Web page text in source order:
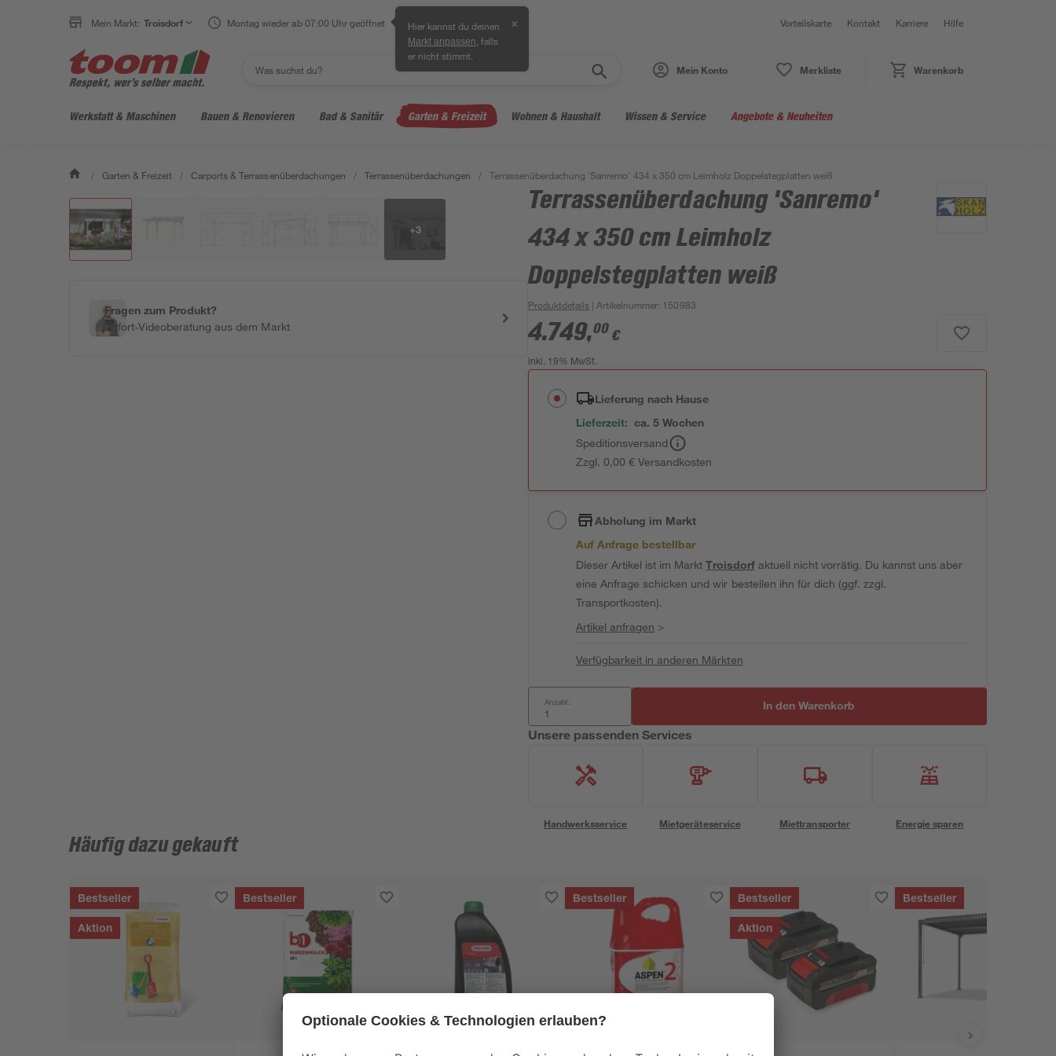
Mein Markt: Troisdorf Montag wieder ab 07:00 Uhr geöffnet Hier kannst du deinen
Markt anpassen , falls
er nicht stimmt.
✕ Vorteilskarte Kontakt Karriere Hilfe
Mein Konto Merkliste Warenkorb
Werkstatt & Maschinen Bauen & Renovieren Bad & Sanitär Garten & Freizeit Wohnen & Haushalt Wissen & Service Angebote & Neuheiten
/ Garten & Freizeit / Carports & Terrassenüberdachungen / Terrassenüberdachungen / Terrassenüberdachung 'Sanremo' 434 x 350 cm Leimholz Doppelstegplatten weiß
+3
Fragen zum Produkt?
Sofort-Videoberatung aus dem Markt
Terrassenüberdachung 'Sanremo'
434 x 350 cm Leimholz
Doppelstegplatten weiß
Produktdetails | Artikelnummer: 150983
4.749,00 €
inkl. 19% MwSt.
Lieferung nach Hause
Lieferzeit: ca. 5 Wochen
Speditionsversand
Zzgl. 0,00 € Versandkosten
Abholung im Markt
Auf Anfrage bestellbar
Dieser Artikel ist im MarktTroisdorfaktuell nicht vorrätig. Du kannst uns aber
eine Anfrage schicken und wir bestellen ihn für dich (ggf. zzgl.
Transportkosten).
Artikel anfragen >
Verfügbarkeit in anderen Märkten
Anzahl: In den Warenkorb
Unsere passenden Services
Handwerksservice Mietgeräteservice Miettransporter Energie sparen
Häufig dazu gekauft
Bestseller
Aktion
Bestseller Bestseller Bestseller
Aktion
Bestseller